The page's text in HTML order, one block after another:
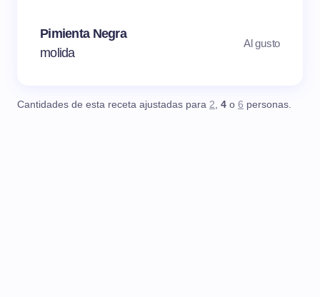
Pimienta Negra
molida
Al gusto
Cantidades de esta receta ajustadas para 2, 4 o 6 personas.